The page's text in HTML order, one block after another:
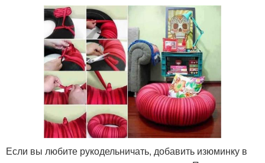
Если вы любите рукодельничать, добавить изюминку в